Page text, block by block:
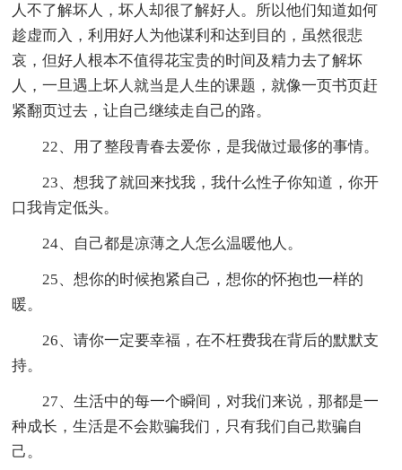
人不了解坏人，坏人却很了解好人。所以他们知道如何
趁虚而入，利用好人为他谋利和达到目的，虽然很悲
哀，但好人根本不值得花宝贵的时间及精力去了解坏
人，一旦遇上坏人就当是人生的课题，就像一页书页赶
紧翻页过去，让自己继续走自己的路。
22、用了整段青春去爱你，是我做过最侈的事情。
23、想我了就回来找我，我什么性子你知道，你开
口我肯定低头。
24、自己都是凉薄之人怎么温暖他人。
25、想你的时候抱紧自己，想你的怀抱也一样的
暖。
26、请你一定要幸福，在不枉费我在背后的默默支
持。
27、生活中的每一个瞬间，对我们来说，那都是一
种成长，生活是不会欺骗我们，只有我们自己欺骗自
己。